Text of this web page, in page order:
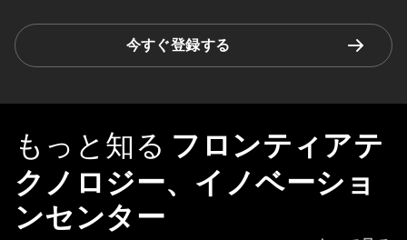
今すぐ登録する
もっと知る フロンティアテ
クノロジー、イノベーショ
ンセンター